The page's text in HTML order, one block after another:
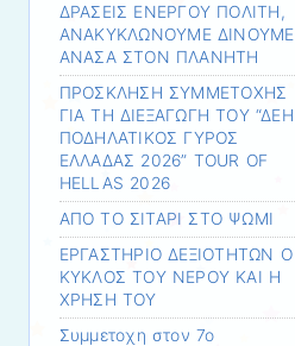
ΔΡΑΣΕΙΣ ΕΝΕΡΓΟΥ ΠΟΛΙΤΗ,
ΑΝΑΚΥΚΛΩΝΟΥΜΕ ΔΙΝΟΥΜΕ
ΑΝΑΣΑ ΣΤΟΝ ΠΛΑΝΗΤΗ
ΠΡΟΣΚΛΗΣΗ ΣΥΜΜΕΤΟΧΗΣ
ΓΙΑ ΤΗ ΔΙΕΞΑΓΩΓΗ ΤΟΥ “ΔΕΗ
ΠΟΔΗΛΑΤΙΚΟΣ ΓΥΡΟΣ
ΕΛΛΑΔΑΣ 2026” TOUR OF
HELLAS 2026
ΑΠΟ ΤΟ ΣΙΤΑΡΙ ΣΤΟ ΨΩΜΙ
ΕΡΓΑΣΤΗΡΙΟ ΔΕΞΙΟΤΗΤΩΝ Ο
ΚΥΚΛΟΣ ΤΟΥ ΝΕΡΟΥ ΚΑΙ Η
ΧΡΗΣΗ ΤΟΥ
Συμμετοχη στον 7ο